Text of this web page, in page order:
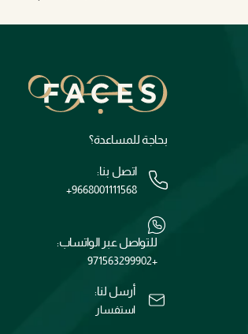
بحاجة للمساعدة؟
اتصل بنا:
+9668001111568
للتواصل عبر الواتساب:
+971563299902
أرسل لنا:
استفسار